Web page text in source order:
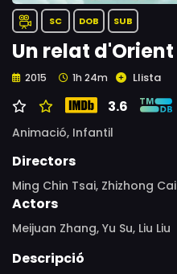
SC DOB SUB
Un relat d'Orient
2015 1h 24m Llista
3.6
Animació, Infantil
Directors
Ming Chin Tsai, Zhizhong Cai
Actors
Meijuan Zhang, Yu Su, Liu Liu
Descripció